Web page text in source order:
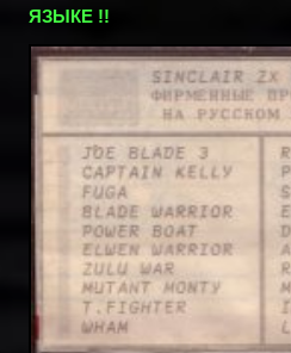
ЯЗЫКЕ !!